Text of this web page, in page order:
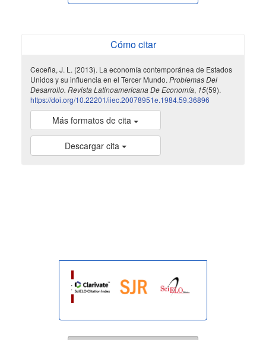
Cómo citar
Ceceña, J. L. (2013). La economía contemporánea de Estados
Unidos y su influencia en el Tercer Mundo.Problemas Del
Desarrollo. Revista Latinoamericana De Economía, 15(59).
https://doi.org/10.22201/iiec.20078951e.1984.59.36896
Más formatos de cita
Descargar cita